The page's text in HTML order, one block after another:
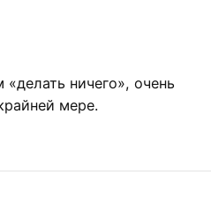
ничего», очень
мере.